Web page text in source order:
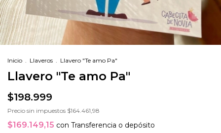
Inicio . Llaveros . Llavero "Te amo Pa"
Llavero "Te amo Pa"
$198.999
Precio sin impuestos $164.461,98
$169.149,15 con Transferencia o depósito